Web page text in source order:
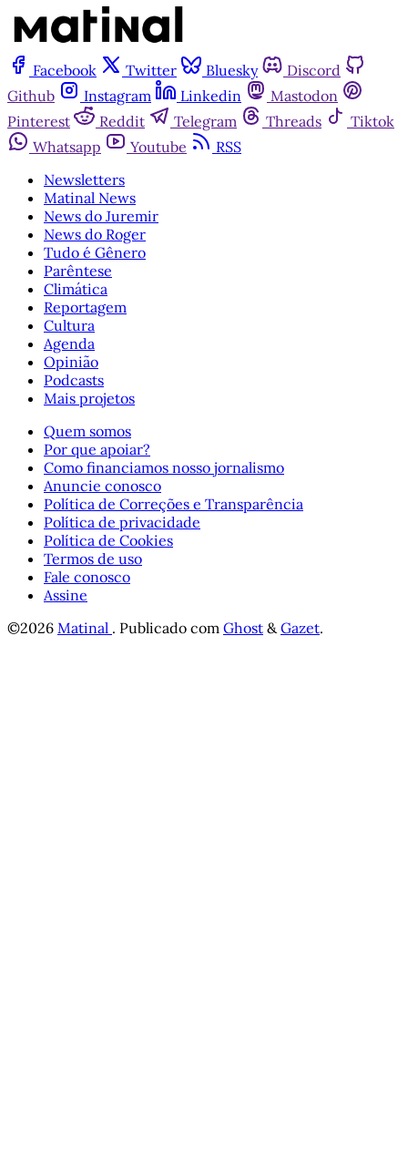
Facebook Twitter Bluesky
Discord
Github
Instagram Linkedin
Mastodon
Pinterest
Reddit Telegram Threads
Tiktok
Whatsapp
Youtube
RSS
Newsletters
Matinal News
News do Juremir
News do Roger
Tudo é Gênero
Parêntese
Climática
Reportagem
Cultura
Agenda
Opinião
Podcasts
Mais projetos
Quem somos
Por que apoiar?
Como financiamos nosso jornalismo
Anuncie conosco
Política de Correções e Transparência
Política de privacidade
Política de Cookies
Termos de uso
Fale conosco
Assine
©2026 Matinal . Publicado com Ghost & Gazet.